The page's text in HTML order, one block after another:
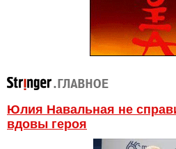
Юлия Навальная не
вдовы героя